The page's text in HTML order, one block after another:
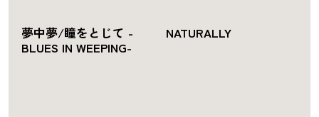
夢中夢/瞳をとじて -
BLUES IN WEEPING-
NATURALLY